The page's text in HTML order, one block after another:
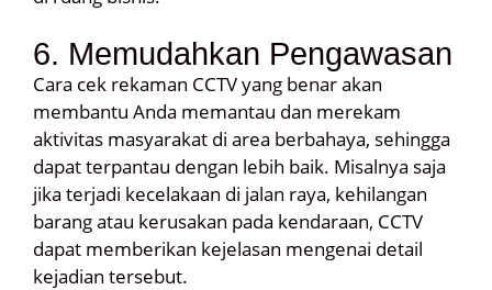
6. Memudahkan Pengawasan
Cara cek rekaman CCTV yang benar akan
membantu Anda memantau dan merekam
aktivitas masyarakat di area berbahaya, sehingga
dapat terpantau dengan lebih baik. Misalnya saja
jika terjadi kecelakaan di jalan raya, kehilangan
barang atau kerusakan pada kendaraan, CCTV
dapat memberikan kejelasan mengenai detail
kejadian tersebut.